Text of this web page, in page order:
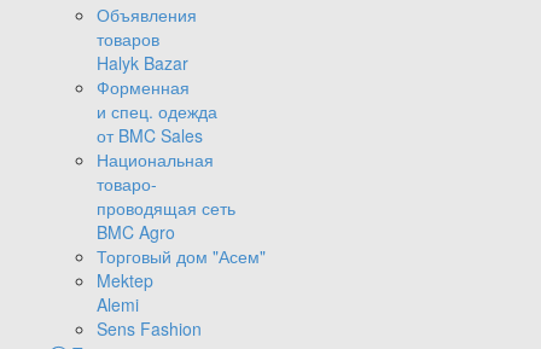
Объявления
товаров
Halyk Bazar
Форменная
и спец. одежда
от BMC Sales
Национальная
товаро-
проводящая сеть
BMC Agro
Торговый дом "Асем"
Mektep
Alemi
Sens Fashion